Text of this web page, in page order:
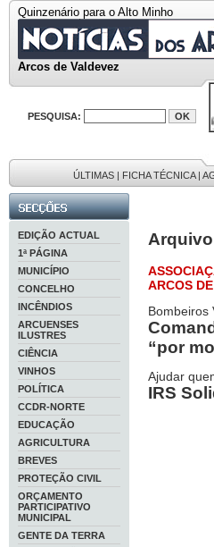
Quinzenário para o Alto Minho
Arcos de Valdevez
PESQUISA:
ÚLTIMAS | FICHA TÉCNICA|
EDIÇÃO ACTUAL
1ª PÁGINA
MUNICÍPIO
CONCELHO
INCÊNDIOS
ARCUENSES
ILUSTRES
CIÊNCIA
VINHOS
POLÍTICA
CCDR-NORTE
EDUCAÇÃO
AGRICULTURA
BREVES
PROTEÇÃO CIVIL
ORÇAMENTO
PARTICIPATIVO
MUNICIPAL
GENTE DA TERRA
ARCOS
Bombeiros
“por
Ajudar
IRS